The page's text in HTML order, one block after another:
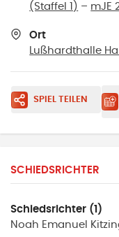
(Staffel 1) – mJE
Ort
Lußhardthalle
SPIEL TEILEN
SCHIEDSRICHTER
Schiedsrichter (1)
Noah Emanuel